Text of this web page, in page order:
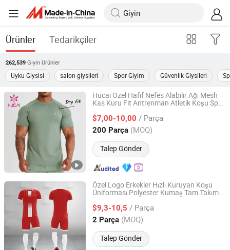
Ürünler Tedarikçiler
262,539 Giyin Ürünler
Uyku Giysisi salon giysileri Spor Giyim Güvenlik Giysileri
Hucai Özel Hafif Nefes Alabilir Ağı Mesh
Kas Kuru Fit Antrenman Atletik Koşu Spor
$7,00-10,00 / Parça
200 Parça (MOQ)
Talep Gönder
Dongguan Humen Hucai Garment Co., Ltd.
Guangdong, China Fiyat 2019
Özel Logo Erkekler Hızlı Kuruyan Koşu
Üniforması Polyester Kumaş Tam Takım
Giysisi
$9,3-10,5 / Parça
2 Parça (MOQ)
Talep Gönder
Guangxi Lingzhi Trading Co., Ltd.
Guangxi, China Fiyat 2026